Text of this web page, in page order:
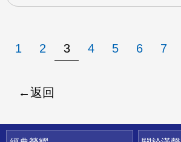
1 2 3 4 5 6 7
返回